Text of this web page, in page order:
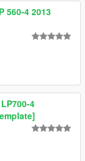
560-4 2013
4